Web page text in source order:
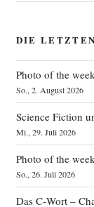
DIE
Photo of the
So., 2. August 2026
Science Fiction
Mi., 29. Juli 2026
Photo of the
So., 26. Juli 2026
Das C‑Wort –